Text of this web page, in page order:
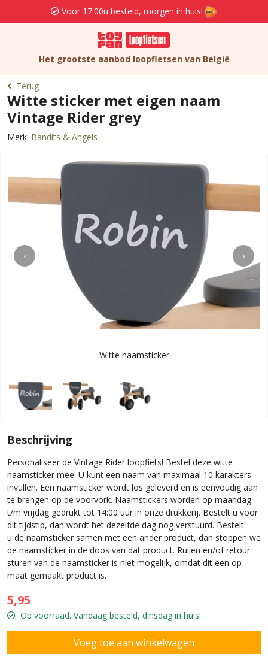
Voor 17:00u besteld, morgen in huis!
Het grootste aanbod loopfietsen van België
Terug
Witte sticker met eigen naam
Vintage Rider grey
Merk: Bandits & Angels
‹ ›
Witte naamsticker
Beschrijving
Personaliseer de Vintage Rider loopfiets! Bestel deze witte
naamsticker mee. U kunt een naam van maximaal 10 karakters
invullen. Een naamsticker wordt los geleverd en is eenvoudig aan
te brengen op de voorvork. Naamstickers worden op maandag
t/m vrijdag gedrukt tot 14:00 uur in onze drukkerij. Bestelt u voor
dit tijdstip, dan wordt het dezelfde dag nog verstuurd. Bestelt
u de naamsticker samen met een ander product, dan stoppen we
de naamsticker in de doos van dat product. Ruilen en/of retour
sturen van de naamsticker is niet mogelijk, omdat dit een op
maat gemaakt product is.
5,95
Op voorraad. Vandaag besteld, dinsdag in huis!